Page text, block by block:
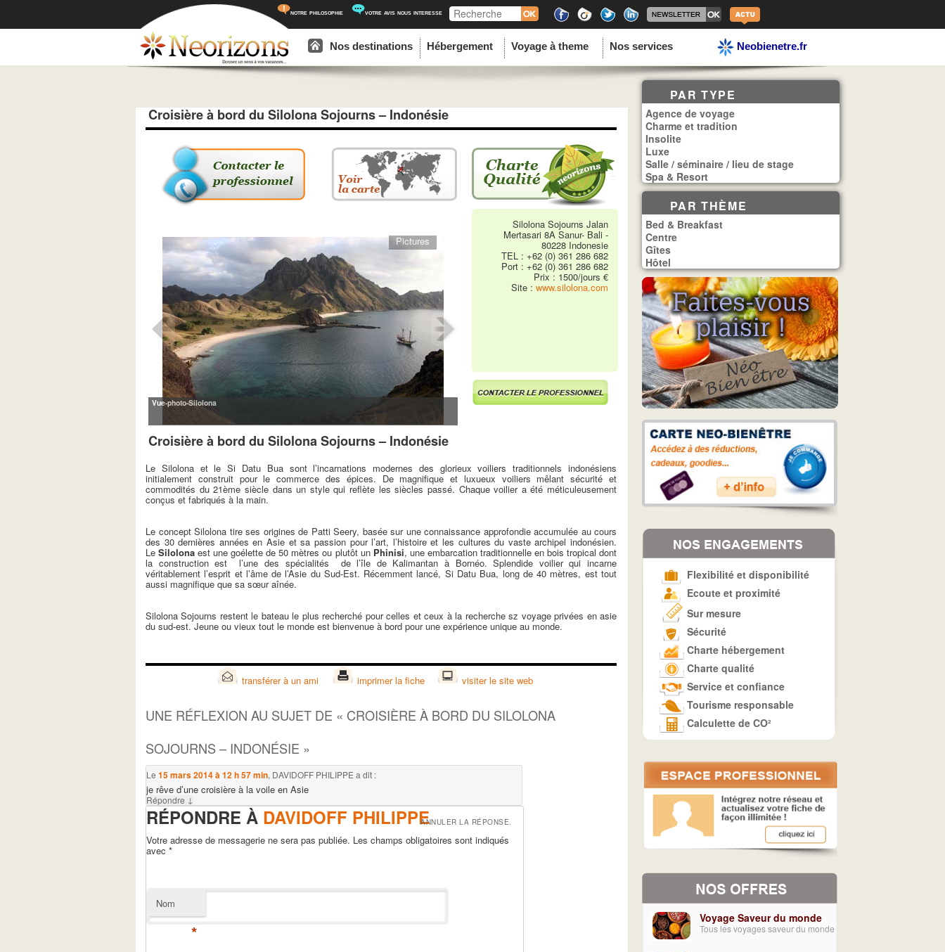
notre philosophie votre avis nous interesse
Recherche
Aller au contenu principal
Aller au contenu secondaire
Nos destinations Hébergement Voyage à theme Nos services Neobienetre.fr
Vue-photo-Silolona
Pictures
Croisière à bord du Silolona Sojourns – Indonésie
Silolona Sojourns Jalan
Mertasari 8A Sanur- Bali -
80228 Indonesie
TEL : +62 (0) 361 286 682
Port : +62 (0) 361 286 682
Prix : 1500/jours €
Site : www.silolona.com
Croisière à bord du Silolona Sojourns – Indonésie
Le Silolona et le Si Datu Bua sont l’incarnations modernes des glorieux voiliers traditionnels indonésiens
initialement construit pour le commerce des épices. De magnifique et luxueux voiliers mêlant sécurité et
commodités du 21ème siècle dans un style qui reflète les siècles passé. Chaque voilier a été méticuleusement
conçus et fabriqués à la main.
Le concept Silolona tire ses origines de Patti Seery, basée sur une connaissance approfondie accumulée au cours
des 30 dernières années en Asie et sa passion pour l’art, l’histoire et les cultures du vaste archipel indonésien.
Le Silolona est une goélette de 50 mètres ou plutôt un Phinisi, une embarcation traditionnelle en bois tropical dont
la construction est l’une des spécialités de l’île de Kalimantan à Bornéo. Splendide voilier qui incarne
véritablement l’esprit et l’âme de l’Asie du Sud-Est. Récemment lancé, Si Datu Bua, long de 40 mètres, est tout
aussi magnifique que sa sœur aînée.
Silolona Sojourns restent le bateau le plus recherché pour celles et ceux à la recherche sz voyage privées en asie
du sud-est. Jeune ou vieux tout le monde est bienvenue à bord pour une expérience unique au monde.
transférer à un ami imprimer la fiche visiter le site web
UNE RÉFLEXION AU SUJET DE « CROISIÈRE À BORD DU SILOLONA
SOJOURNS – INDONÉSIE »
Le 15 mars 2014 à 12 h 57 min, DAVIDOFF PHILIPPE a dit :
je rêve d’une croisière à la voile en Asie
Répondre ↓
RÉPONDRE À DAVIDOFF PHILIPPEANNULER LA RÉPONSE.
Votre adresse de messagerie ne sera pas publiée. Les champs obligatoires sont indiqués
avec *
Nom
*
PAR TYPE
Agence de voyage
Charme et tradition
Insolite
Luxe
Salle / séminaire / lieu de stage
Spa & Resort
PAR THÈME
Bed & Breakfast
Centre
Gîtes
Hôtel
Flexibilité et disponibilité
Ecoute et proximité
Sur mesure
Sécurité
Charte hébergement
Charte qualité
Service et confiance
Tourisme responsable
Calculette de CO²
Voyage Saveur du monde
Tous les voyages saveur du monde